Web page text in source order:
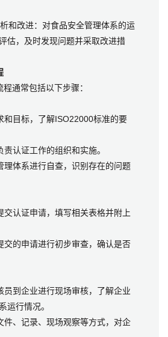
和改进：对食品安全管理体系的运
估，及时发现问题并采取改进措
通常包括以下步骤：
和目标，了解ISO22000标准的要
认证工作的组织和实施。
理体系进行自查，识别存在的问题
交认证申请，填写相关表格并附上
交的申请进行初步审查，确认是否
员到企业进行现场审核，了解企业
运行情况。
件、记录、现场观察等方式，对企